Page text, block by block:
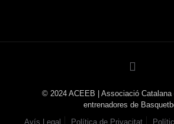
© 2024 ACEEB | Associació Catalana
entrenadores de
Avís Legal
Política de Privacitat